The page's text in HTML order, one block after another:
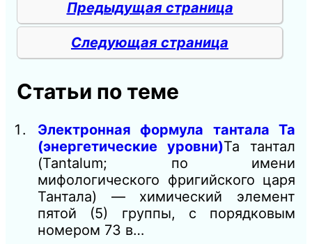
Предыдущая страница
Следующая страница
Статьи по теме
Электронная формула тантала Ta
(энергетические уровни)Ta тантал
(Tantalum; по имени
мифологического фригийского царя
Тантала) — химический элемент
пятой (5) группы, с порядковым
номером 73 в…